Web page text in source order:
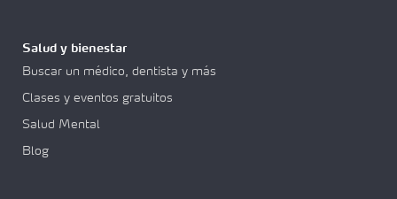
Salud y bienestar
Buscar un médico, dentista y más
Clases y eventos gratuitos
Salud Mental
Blog